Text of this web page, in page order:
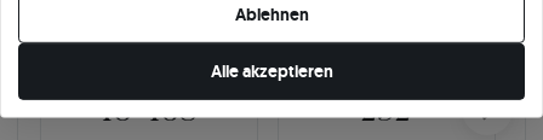
🇵🇱
10 468
🇨🇿
252
Ablehnen
Alle akzeptieren